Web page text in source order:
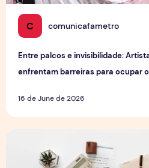
C comunicafametro
Entre palcos e invisibilidade:
enfrentam barreiras para ocupar
16 de June de 2026